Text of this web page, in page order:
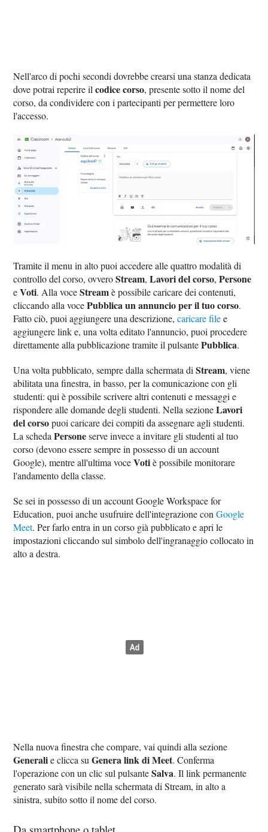
Nell'arco di pochi secondi dovrebbe crearsi una stanza dedicata
dove potrai reperire ilcodice corso, presente sotto il nome del
corso, da condividere con i partecipanti per permettere loro
l'accesso.
Tramite il menu in alto puoi accedere alle quattro modalità di
controllo del corso, ovveroStream,Lavori del corso,Persone
eVoti. Alla voceStreamè possibile caricare dei contenuti,
cliccando alla vocePubblica un annuncio per il tuo corso.
Fatto ciò, puoi aggiungere una descrizione,caricare filee
aggiungere link e, una volta editato l'annuncio, puoi procedere
direttamente alla pubblicazione tramite il pulsantePubblica.
Una volta pubblicato, sempre dalla schermata diStream, viene
abilitata una finestra, in basso, per la comunicazione con gli
studenti: qui è possibile scrivere altri contenuti e messaggi e
rispondere alle domande degli studenti. Nella sezioneLavori
del corsopuoi caricare dei compiti da assegnare agli studenti.
La schedaPersoneserve invece a invitare gli studenti al tuo
corso (devono essere sempre in possesso di un account
Google), mentre all'ultima voceVotiè possibile monitorare
l'andamento della classe.
Se sei in possesso di un account Google Workspace for
Education, puoi anche usufruire dell'integrazione conGoogle
Meet. Per farlo entra in un corso già pubblicato e apri le
impostazioni cliccando sul simbolo dell'ingranaggio collocato in
alto a destra.
Nella nuova finestra che compare, vai quindi alla sezione
Generalie clicca suGenera link di Meet. Conferma
l'operazione con un clic sul pulsanteSalva. Il link permanente
generato sarà visibile nella schermata di Stream, in alto a
sinistra, subito sotto il nome del corso.